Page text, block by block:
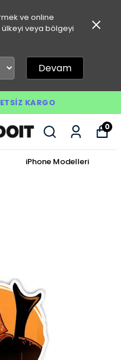
ve online
veya bölgeyi
Devam
KARGO
0
iPhone Modelleri